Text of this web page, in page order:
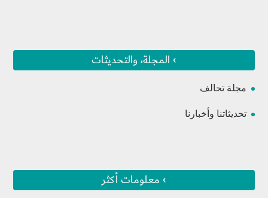
› المجلة، والتحديثات
مجلة تحالف
تحديثاتنا وأخبارنا
› معلومات أكثر